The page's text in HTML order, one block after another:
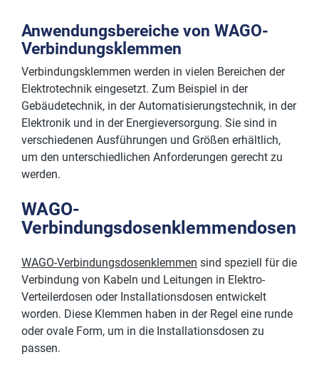
Anwendungsbereiche von WAGO-
Verbindungsklemmen
Verbindungsklemmen werden in vielen Bereichen der
Elektrotechnik eingesetzt. Zum Beispiel in der
Gebäudetechnik, in der Automatisierungstechnik, in der
Elektronik und in der Energieversorgung. Sie sind in
verschiedenen Ausführungen und Größen erhältlich,
um den unterschiedlichen Anforderungen gerecht zu
werden.
WAGO-
Verbindungsdosenklemmendosen
WAGO-Verbindungsdosenklemmen sind speziell für die
Verbindung von Kabeln und Leitungen in Elektro-
Verteilerdosen oder Installationsdosen entwickelt
worden. Diese Klemmen haben in der Regel eine runde
oder ovale Form, um in die Installationsdosen zu
passen.